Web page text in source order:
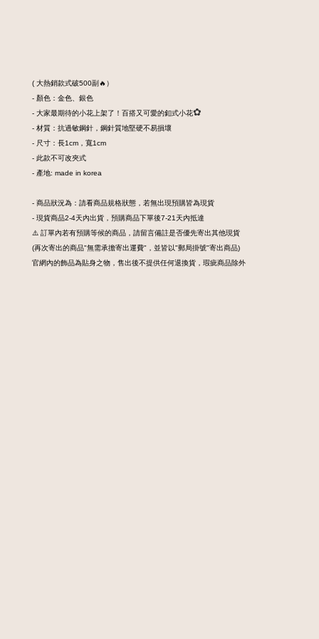
( 大熱銷款式破500副🔥）
- 顏色：金色、銀色
- 大家最期待的小花上架了！百搭又可愛的釦式小花✿︎
- 材質：抗過敏鋼針，鋼針質地堅硬不易損壞
- 尺寸：長1cm，寬1cm
- 此款不可改夾式
- 產地: made in korea
- 商品狀況為：請看商品規格狀態，若無出現預購皆為現貨
- 現貨商品2-4天內出貨，預購商品下單後7-21天內抵達
⚠️ 訂單內若有預購等候的商品，請留言備註是否優先寄出其他現貨
(再次寄出的商品"無需承擔寄出運費"，並皆以"郵局掛號"寄出商品)
官網內的飾品為貼身之物，售出後不提供任何退換貨，瑕疵商品除外